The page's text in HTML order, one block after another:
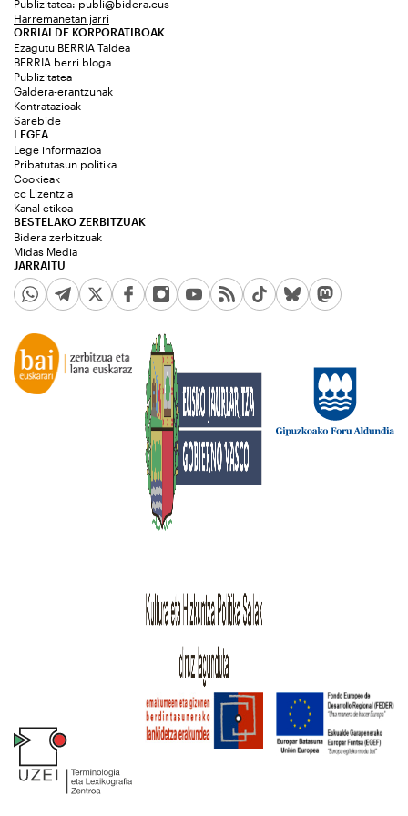
Publizitatea: publi@bidera.eus
Harremanetan jarri
ORRIALDE KORPORATIBOAK
Ezagutu BERRIA Taldea
BERRIA berri bloga
Publizitatea
Galdera-erantzunak
Kontratazioak
Sarebide
JARRAITU
LEGEA
Lege informazioa
Pribatutasun politika
Cookieak
cc Lizentzia
Kanal etikoa
BESTELAKO ZERBITZUAK
Bidera zerbitzuak
Midas Media